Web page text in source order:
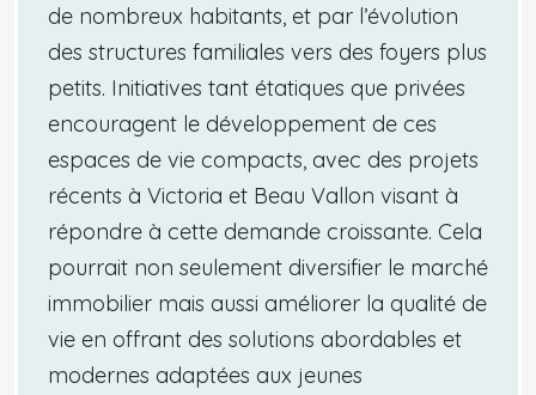
de nombreux habitants, et par l’évolution
des structures familiales vers des foyers plus
petits. Initiatives tant étatiques que privées
encouragent le développement de ces
espaces de vie compacts, avec des projets
récents à Victoria et Beau Vallon visant à
répondre à cette demande croissante. Cela
pourrait non seulement diversifier le marché
immobilier mais aussi améliorer la qualité de
vie en offrant des solutions abordables et
modernes adaptées aux jeunes